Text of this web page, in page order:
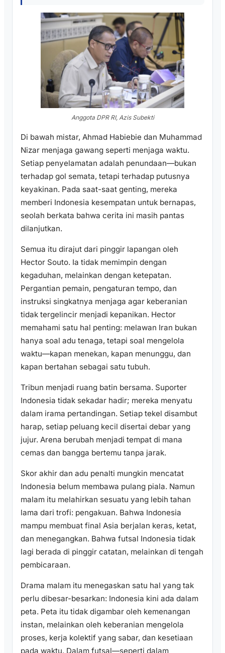
Anggota DPR RI, Azis Subekti
Di bawah mistar, Ahmad Habiebie dan Muhammad
Nizar menjaga gawang seperti menjaga waktu.
Setiap penyelamatan adalah penundaan—bukan
terhadap gol semata, tetapi terhadap putusnya
keyakinan. Pada saat-saat genting, mereka
memberi Indonesia kesempatan untuk bernapas,
seolah berkata bahwa cerita ini masih pantas
dilanjutkan.
Semua itu dirajut dari pinggir lapangan oleh
Hector Souto. Ia tidak memimpin dengan
kegaduhan, melainkan dengan ketepatan.
Pergantian pemain, pengaturan tempo, dan
instruksi singkatnya menjaga agar keberanian
tidak tergelincir menjadi kepanikan. Hector
memahami satu hal penting: melawan Iran bukan
hanya soal adu tenaga, tetapi soal mengelola
waktu—kapan menekan, kapan menunggu, dan
kapan bertahan sebagai satu tubuh.
Tribun menjadi ruang batin bersama. Suporter
Indonesia tidak sekadar hadir; mereka menyatu
dalam irama pertandingan. Setiap tekel disambut
harap, setiap peluang kecil disertai debar yang
jujur. Arena berubah menjadi tempat di mana
cemas dan bangga bertemu tanpa jarak.
Skor akhir dan adu penalti mungkin mencatat
Indonesia belum membawa pulang piala. Namun
malam itu melahirkan sesuatu yang lebih tahan
lama dari trofi: pengakuan. Bahwa Indonesia
mampu membuat final Asia berjalan keras, ketat,
dan menegangkan. Bahwa futsal Indonesia tidak
lagi berada di pinggir catatan, melainkan di tengah
pembicaraan.
Drama malam itu menegaskan satu hal yang tak
perlu dibesar-besarkan: Indonesia kini ada dalam
peta. Peta itu tidak digambar oleh kemenangan
instan, melainkan oleh keberanian mengelola
proses, kerja kolektif yang sabar, dan kesetiaan
pada waktu. Dalam futsal—seperti dalam